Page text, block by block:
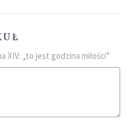
„to jest godzina miłości”